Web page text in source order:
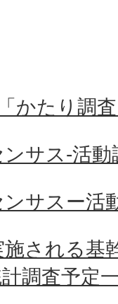
かたり調
サス‐活
サスー活
される基
調査予定